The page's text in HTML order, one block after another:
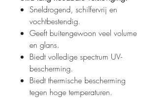
Sneldrogend, schilfervrij en
vochtbestendig.
Geeft buitengewoon veel volume
en glans.
Biedt volledige spectrum UV-
bescherming.
Biedt thermische bescherming
tegen hoge temperaturen.